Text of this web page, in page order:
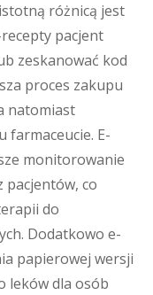
różnicą jest
pacjent
zeskanować kod
proces zakupu
natomiast
E-
monitorowanie
pacjentów, co
do
Dodatkowo e-
papierowej wersji
leków dla osób